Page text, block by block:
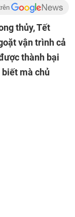
thủy, Tết
vận trình cả
thành bại
biết mà chủ